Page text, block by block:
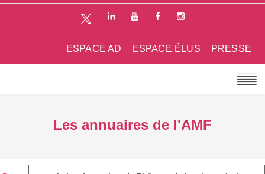
PRESSE
ESPACE ÉLUS
ESPACE AD
Les annuaires de l'AMF